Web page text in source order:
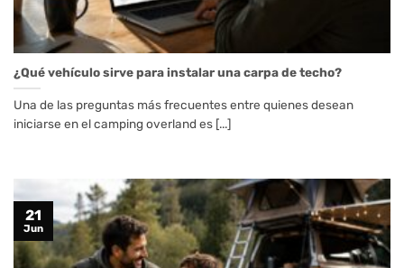
¿Qué vehículo sirve para instalar una carpa de techo?
Una de las preguntas más frecuentes entre quienes desean
iniciarse en el camping overland es [...]
21
Jun